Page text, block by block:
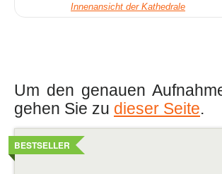
Innenansicht der Kathedrale
Um den genauen
gehen Sie zu dieser Seite.
BESTSELLER
Details
ansehen